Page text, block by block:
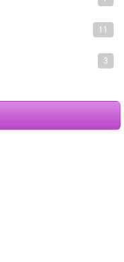
11
3